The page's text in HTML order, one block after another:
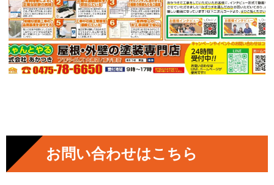
お問い合わせはこちら